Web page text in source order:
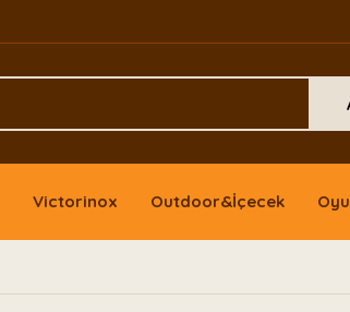
Victorinox Outdoor&İçecek